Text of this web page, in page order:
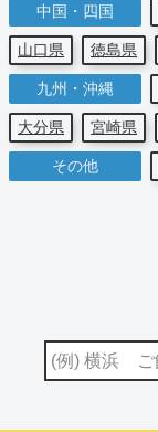
中国・四国
山口県
徳島県
九州・沖縄
大分県
宮崎県
その他